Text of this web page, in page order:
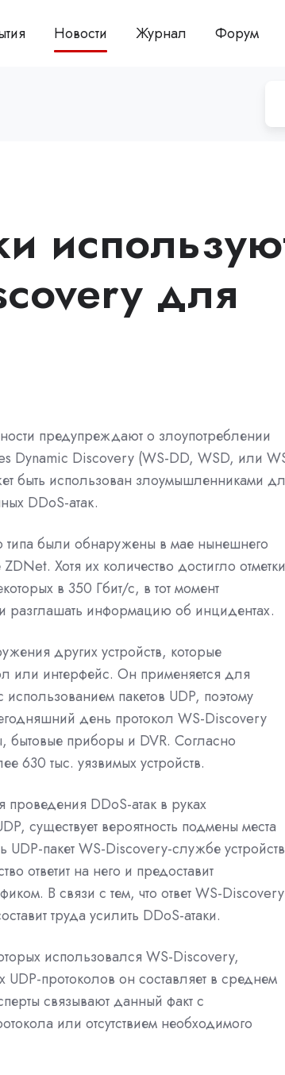
Новости Журнал Форум
для
предупреждают о злоупотреблении
Dynamic Discovery (WS-DD, WSD, или
быть использован злоумышленниками
DDoS-атак.
типа были обнаружены в мае нынешнего
Хотя их количество достигло
в 350 Гбит/с, в тот момент
разглашать информацию об инцидентах.
других устройств, которые
или интерфейс. Он применяется для
пакетов UDP, поэтому
день протокол WS-Discovery
бытовые приборы и DVR. Согласно
630 тыс. уязвимых устройств.
DDoS-атак в руках
существует вероятность подмены места
UDP-пакет WS-Discovery-службе
ответит на него и предоставит
В связи с тем, что ответ WS-Discovery
труда усилить DDoS-атаки.
использовался WS-Discovery,
протоколов он составляет в среднем
связывают данный факт с
или отсутствием необходимого